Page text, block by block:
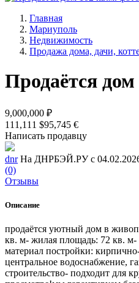
Главная
Мариуполь
Недвижимость
Продажа дома, дачи,
Продаётся
9,000,000 ₽
111,111 $95,745 €
Написать продавцу
dnr На ДНРБЭЙ.РУ с
(0)
Отзывы
Описание
продаётся уютный дом в
кв. м- жилая площадь: 72 кв. м-
материал постройки:
центральное водоснабжение,
строительство- подходит для